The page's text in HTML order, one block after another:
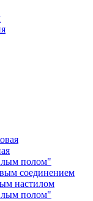
полом"
соединением
настилом
полом"